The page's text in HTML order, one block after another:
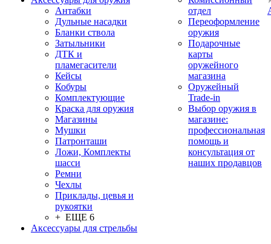
Антабки
Дульные насадки
Бланки ствола
Затыльники
ДТК и
пламегасители
Кейсы
Кобуры
Комплектующие
Краска для оружия
Магазины
Мушки
Патронташи
Ложи, Комплекты
шасси
Ремни
Чехлы
Приклады, цевья и
рукоятки
+ ЕЩЕ 6
Аксессуары для стрельбы
отдел
Переоформление
оружия
Подарочные
карты
оружейного
магазина
Оружейный
Trade-in
Выбор оружия в
магазине:
профессиональная
помощь и
консультация от
наших продавцов